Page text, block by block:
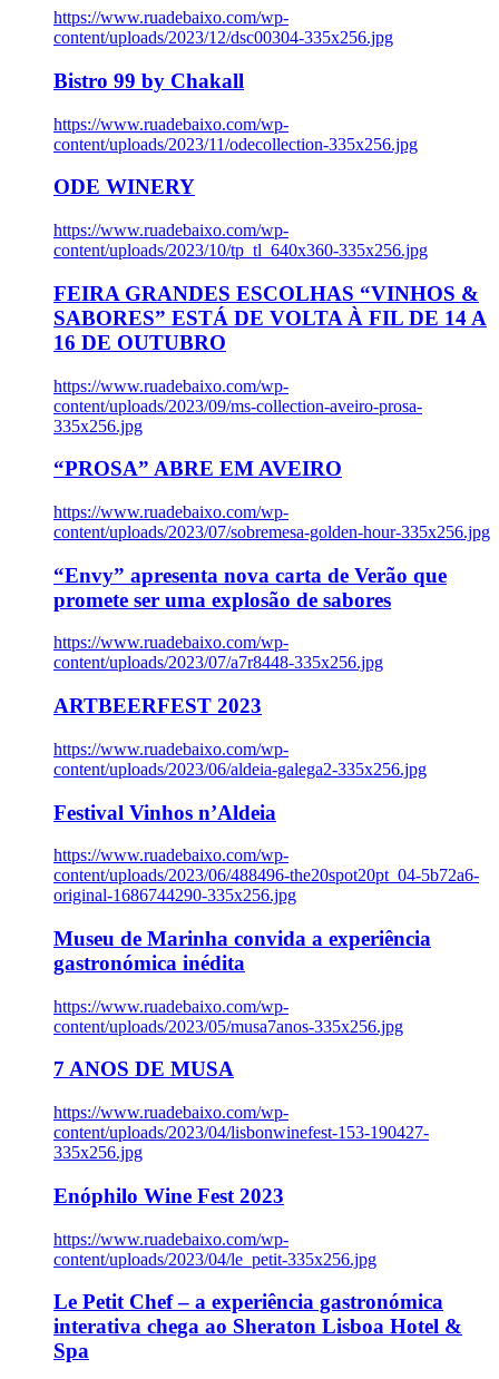
https://www.ruadebaixo.com/wp-
content/uploads/2023/12/dsc00304-335x256.jpg
Bistro 99 by Chakall
https://www.ruadebaixo.com/wp-
content/uploads/2023/11/odecollection-335x256.jpg
ODE WINERY
https://www.ruadebaixo.com/wp-
content/uploads/2023/10/tp_tl_640x360-335x256.jpg
FEIRA GRANDES ESCOLHAS “VINHOS &
SABORES” ESTÁ DE VOLTA À FIL DE 14 A
16 DE OUTUBRO
https://www.ruadebaixo.com/wp-
content/uploads/2023/09/ms-collection-aveiro-prosa-
335x256.jpg
“PROSA” ABRE EM AVEIRO
https://www.ruadebaixo.com/wp-
content/uploads/2023/07/sobremesa-golden-hour-335x256.jpg
“Envy” apresenta nova carta de Verão que
promete ser uma explosão de sabores
https://www.ruadebaixo.com/wp-
content/uploads/2023/07/a7r8448-335x256.jpg
ARTBEERFEST 2023
https://www.ruadebaixo.com/wp-
content/uploads/2023/06/aldeia-galega2-335x256.jpg
Festival Vinhos n’Aldeia
https://www.ruadebaixo.com/wp-
content/uploads/2023/06/488496-the20spot20pt_04-5b72a6-
original-1686744290-335x256.jpg
Museu de Marinha convida a experiência
gastronómica inédita
https://www.ruadebaixo.com/wp-
content/uploads/2023/05/musa7anos-335x256.jpg
7 ANOS DE MUSA
https://www.ruadebaixo.com/wp-
content/uploads/2023/04/lisbonwinefest-153-190427-
335x256.jpg
Enóphilo Wine Fest 2023
https://www.ruadebaixo.com/wp-
content/uploads/2023/04/le_petit-335x256.jpg
Le Petit Chef – a experiência gastronómica
interativa chega ao Sheraton Lisboa Hotel &
Spa